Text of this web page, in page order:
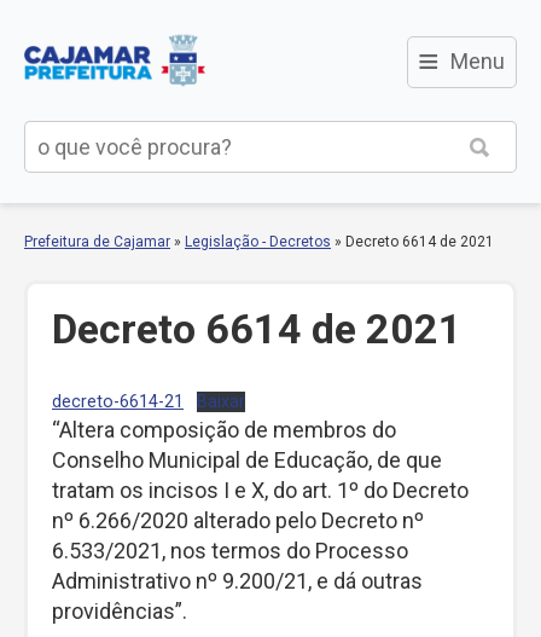
≡ Menu
Prefeitura de Cajamar » Legislação - Decretos » Decreto 6614 de 2021
Decreto 6614 de 2021
decreto-6614-21 Baixar
“Altera composição de membros do
Conselho Municipal de Educação, de que
tratam os incisos I e X, do art. 1º do Decreto
nº 6.266/2020 alterado pelo Decreto nº
6.533/2021, nos termos do Processo
Administrativo nº 9.200/21, e dá outras
providências”.